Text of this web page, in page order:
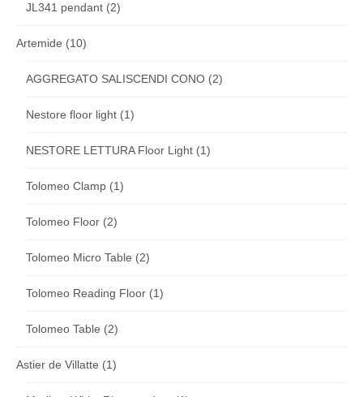
JL341 pendant (2)
Artemide (10)
AGGREGATO SALISCENDI CONO (2)
Nestore floor light (1)
NESTORE LETTURA Floor Light (1)
Tolomeo Clamp (1)
Tolomeo Floor (2)
Tolomeo Micro Table (2)
Tolomeo Reading Floor (1)
Tolomeo Table (2)
Astier de Villatte (1)